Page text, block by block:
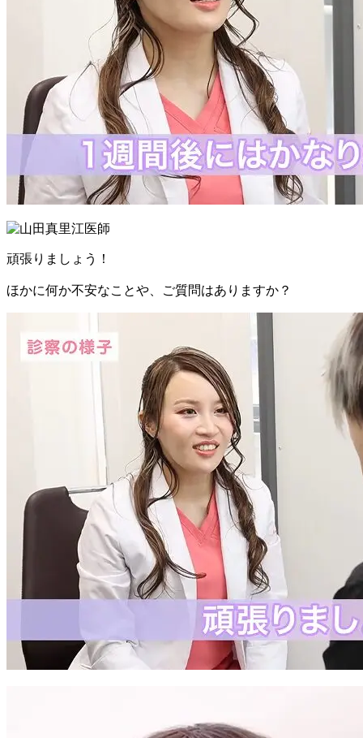
頑張りましょう！
ほかに何か不安なことや、ご質問はありますか？